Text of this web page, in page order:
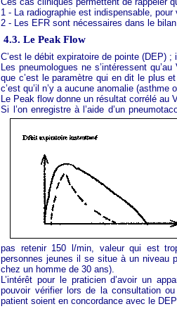
1 - La radiographie est indispensable,
2 - Les EFR sont nécessaires dans le
4.3. Le Peak Flow
C’est le débit expiratoire de pointe (DEP)
Les pneumologues ne s’intéressent
que c’est le paramètre qui en dit le plus
c’est qu’il n’y a aucune anomalie
Le Peak flow donne un résultat corrélé au
Si l’on enregistre à l’aide d’un
pas retenir 150 l/min, valeur qui est
personnes jeunes il se situe à un niveau
chez un homme de 30 ans).
L’intérêt pour le praticien d’avoir un
pouvoir vérifier lors de la consultation
patient soient en concordance avec le